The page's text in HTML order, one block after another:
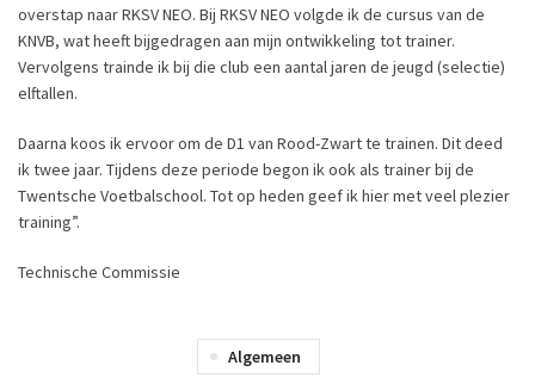
overstap naar RKSV NEO. Bij RKSV NEO volgde ik de cursus van de
KNVB, wat heeft bijgedragen aan mijn ontwikkeling tot trainer.
Vervolgens trainde ik bij die club een aantal jaren de jeugd (selectie)
elftallen.
Daarna koos ik ervoor om de D1 van Rood-Zwart te trainen. Dit deed
ik twee jaar. Tijdens deze periode begon ik ook als trainer bij de
Twentsche Voetbalschool. Tot op heden geef ik hier met veel plezier
training”.
Technische Commissie
Algemeen